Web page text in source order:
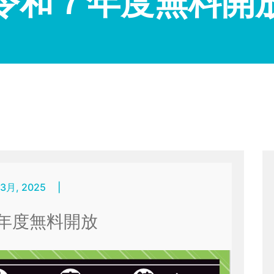
月, 2025
度無料開放